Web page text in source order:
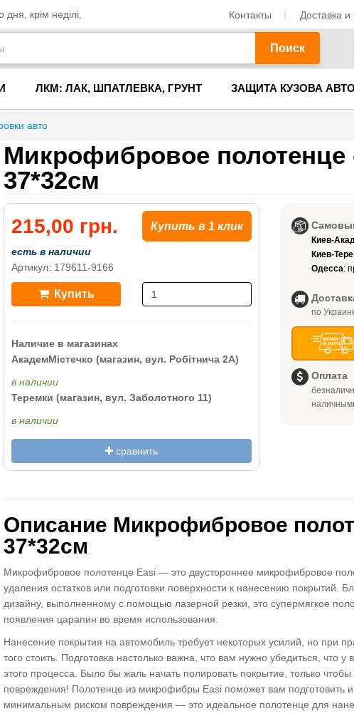
крім неділі. Контакты Доставка и
Поиск
ЛКМ: ЛАК, ШПАТЛЕВКА, ГРУНТ ЗАЩИТА КУЗОВА АВТО
авто
Микрофибровое полотенце
37*32см
215,00 грн. Купить в 1 клик
есть в наличии
Артикул: 179611-9166
Купить
Наличие в магазинах
АкадемМістечко (магазин, вул. Робітнича 2А)
в наличии
Теремки (магазин, вул. Заболотного 11)
в наличии
сравнить
Киев-
Киев-
Одесса:
по
Оплата
Описание Микрофибровое
37*32см
Микрофибровое полотенце Easi — это двустороннее микрофибровое
удаления остатков или подготовки поверхности к нанесению покрытий.
дизайну, выполненному с помощью лазерной резки, это супермягкое
появления царапин во время использования.
Нанесение покрытия на автомобиль требует некоторых усилий, но при
того стоить. Подготовка настолько важна, что вам нужно убедиться, что
этого процесса. Было бы жаль начать полировать покрытие, только
повреждения! Полотенце из микрофибры Easi поможет вам подготовить и
минимальным риском повреждения — это идеальное полотенце для